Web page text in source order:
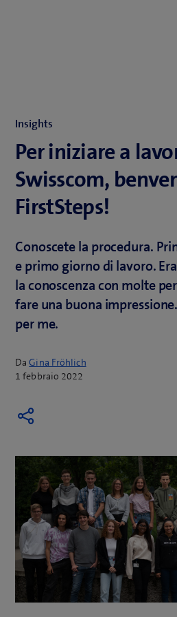
Insights
Per iniziare a
Swisscom,
FirstSteps!
Conoscete la procedura.
e primo giorno di lavoro.
la conoscenza con molte
fare una buona
per me.
DaGina Fröhlich
1 febbraio 2022